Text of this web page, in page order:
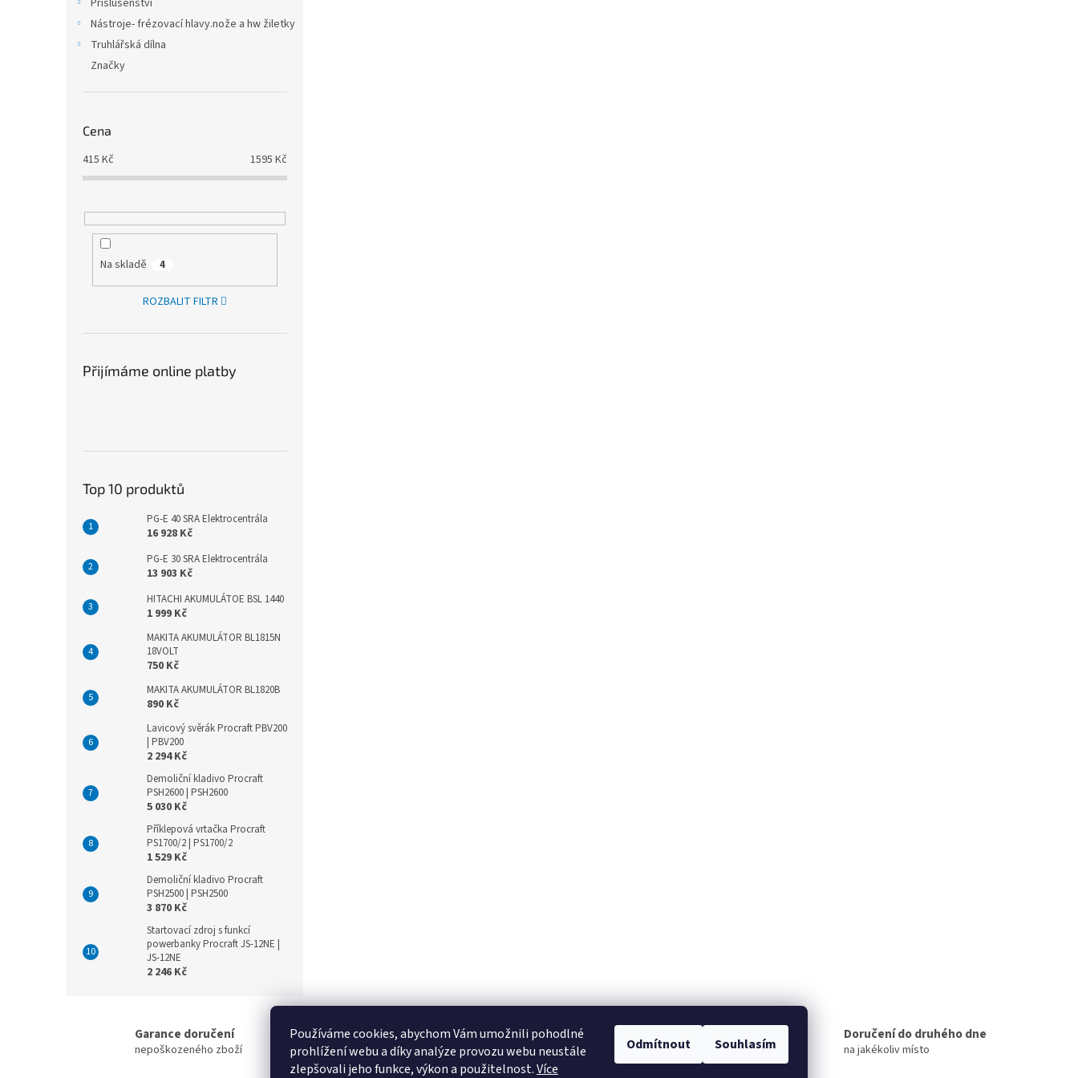
Používáme cookies, abychom Vám umožnili pohodlné
prohlížení webu a díky analýze provozu webu neustále
zlepšovali jeho funkce, výkon a použitelnost.Více
Odmítnout Souhlasím
Příslušenství
Nástroje- frézovací hlavy.nože a hw žiletky
Truhlářská dílna
Značky
Cena
415 Kč 1595 Kč
Na skladě 4
ROZBALIT FILTR
Přijímáme online platby
Top 10 produktů
PG-E 40 SRA Elektrocentrála
16 928 Kč
PG-E 30 SRA Elektrocentrála
13 903 Kč
HITACHI AKUMULÁTOE BSL 1440
1 999 Kč
MAKITA AKUMULÁTOR BL1815N
18VOLT
750 Kč
MAKITA AKUMULÁTOR BL1820B
890 Kč
Lavicový svěrák Procraft PBV200
| PBV200
2 294 Kč
Demoliční kladivo Procraft
PSH2600 | PSH2600
5 030 Kč
Příklepová vrtačka Procraft
PS1700/2 | PS1700/2
1 529 Kč
Demoliční kladivo Procraft
PSH2500 | PSH2500
3 870 Kč
Startovací zdroj s funkcí
powerbanky Procraft JS-12NE |
JS-12NE
2 246 Kč
Garance doručení
nepoškozeného zboží
Dárek zdarma
Ke každé objednávce po celé ČR
Doručení do druhého dne
na jakékoliv místo